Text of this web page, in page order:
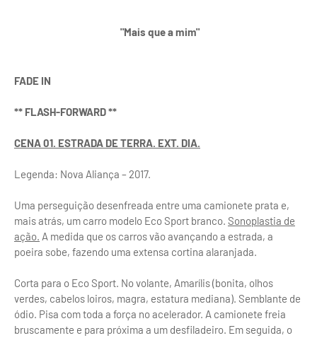
"Mais que a mim"
FADE IN
** FLASH-FORWARD **
CENA 01. ESTRADA DE TERRA. EXT. DIA.
Legenda: Nova Aliança – 2017.
Uma perseguição desenfreada entre uma camionete prata e,
mais atrás, um carro modelo Eco Sport branco. Sonoplastia de
ação. A medida que os carros vão avançando a estrada, a
poeira sobe, fazendo uma extensa cortina alaranjada.
Corta para o Eco Sport. No volante, Amarílis (bonita, olhos
verdes, cabelos loiros, magra, estatura mediana). Semblante de
ódio. Pisa com toda a força no acelerador. A camionete freia
bruscamente e para próxima a um desfiladeiro. Em seguida, o